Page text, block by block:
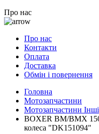
Про нас
Про нас
Контакти
Оплата
Доставка
Обмін і повернення
Головна
Мотозапчастини
Мотозапчастини Інші
BOXER BM/ВМX
колеса "DK151094"